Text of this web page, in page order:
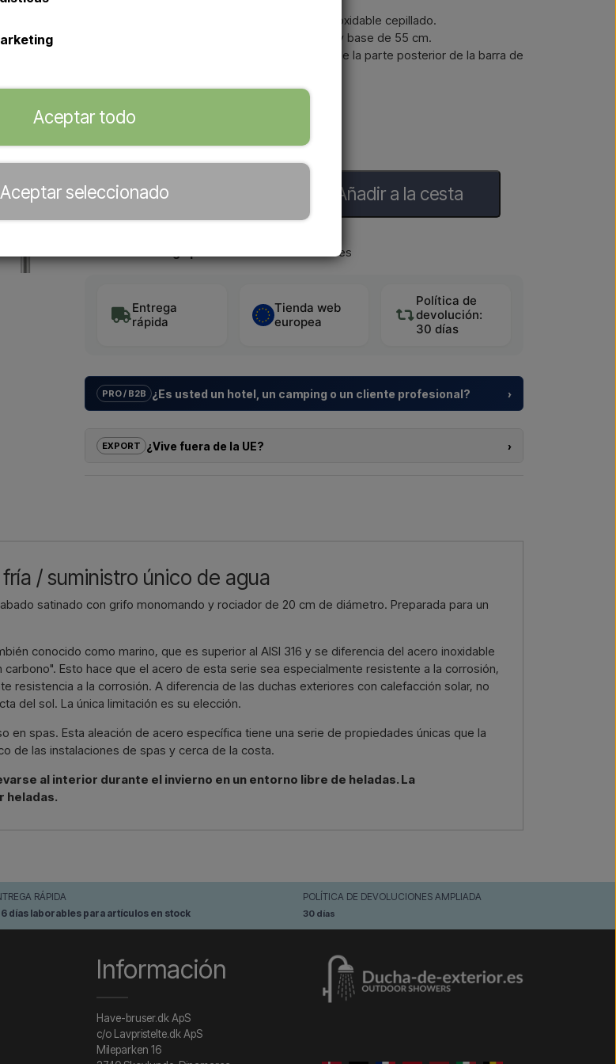
Ducha de exterior Sined Simius en acero inoxidable cepillado.
Ducha con rociador de 20 cm de diámetro y base de 55 cm.
Preparada para un suministro de agua desde la parte posterior de la barra de
Distribuidor oficial de
− Añadir a la cesta
5-7 días laborables
Entrega
rápida
Tienda web
europea
Política de
devolución:
30 días
PRO / B2B ¿Es usted un hotel, un camping o un cliente profesional?
›
consoluciones a medida
hasta la instalación adecuada.
EXPORT ¿Vive fuera de la UE?
›
artículo), así como la dirección de facturación y de entrega, y recibirá una oferta.
Contactar por email → Llámenos →
/ suministro único de agua
satinado con grifo monomando y rociador de 20 cm de diámetro. Preparada para un
conocido como marino, que es superior al AISI 316 y se diferencia del acero inoxidable
Esto hace que el acero de esta serie sea especialmente resistente a la corrosión,
resistencia a la corrosión. A diferencia de las duchas exteriores con calefacción solar, no
del sol. La única limitación es su elección.
en spas. Esta aleación de acero específica tiene una serie de propiedades únicas que la
de las instalaciones de spas y cerca de la costa.
al interior durante el invierno en un entorno libre de heladas. La
heladas.
RÁPIDA
días laborables para artículos en stock
POLÍTICA DE DEVOLUCIONES AMPLIADA
30 días
Información
Have-bruser.dk ApS
c/o Lavpristelte.dk ApS
Mileparken 16
Aceptar todo
Aceptar seleccionado